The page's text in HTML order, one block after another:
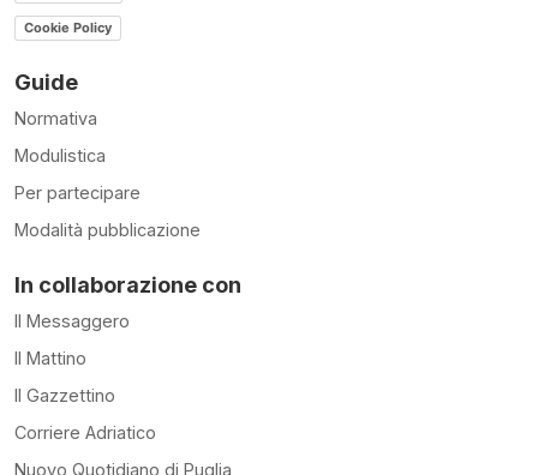
Cookie Policy
Guide
Normativa
Modulistica
Per partecipare
Modalità pubblicazione
In collaborazione con
Il Messaggero
Il Mattino
Il Gazzettino
Corriere Adriatico
Nuovo Quotidiano di Puglia